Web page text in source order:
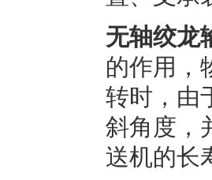
无轴绞龙
的作用，
转时，由
斜角度，
送机的长